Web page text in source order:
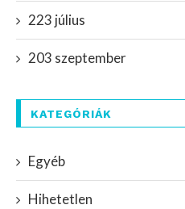
223 július
203 szeptember
KATEGÓRIÁK
Egyéb
Hihetetlen